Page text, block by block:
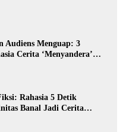
Audiens Menguap: 3
Cerita ‘Menyandera’
Rahasia 5 Detik
Banal Jadi Cerita